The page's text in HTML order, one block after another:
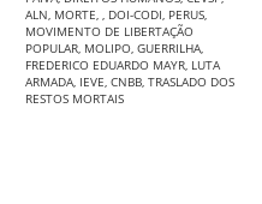
ALN, MORTE, , DOI-CODI, PERUS,
MOVIMENTO DE LIBERTAÇÃO
POPULAR, MOLIPO, GUERRILHA,
FREDERICO EDUARDO MAYR, LUTA
ARMADA, IEVE, CNBB, TRASLADO DOS
RESTOS MORTAIS